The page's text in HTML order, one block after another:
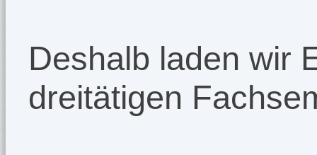
Deshalb laden wir
dreitätigen